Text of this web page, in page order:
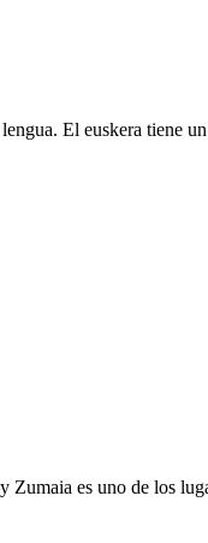
El euskera tiene
Zumaia es uno de los